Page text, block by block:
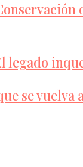
legado
se